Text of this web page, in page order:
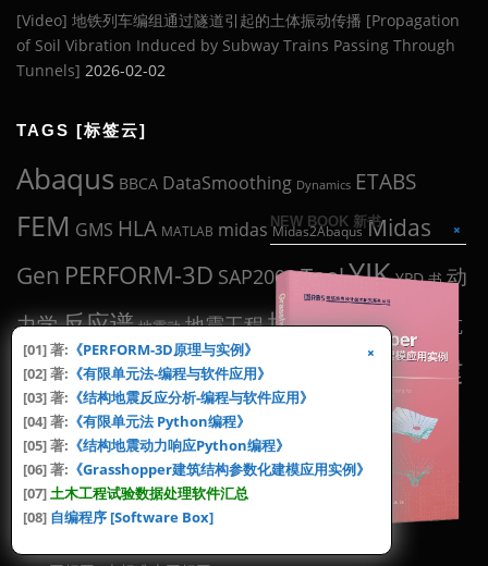
[Video] 地铁列车编组通过隧道引起的土体振动传播 [Propagation
of Soil Vibration Induced by Subway Trains Passing Through
Tunnels] 2026-02-02
TAGS [标签云]
Abaqus BBCA DataSmoothing Dynamics ETABS
FEM GMS HLA MATLAB midas Midas2Abaqus Midas
Gen PERFORM-3D SAP2000ToolYJK YPD 书 动
力学反应谱 地震动 地震工程地震波工具
抗
震设计 有限元 混凝土 滞回曲线 父亲 盈建
科科研结构分析结构设计 规范论文
试验 试验数据 软件选波钢结构 骨架曲线 高规
NEW BOOK 新书
[01] 著: 《PERFORM-3D原理与实例》
[02] 著: 《有限单元法-编程与软件应用》
[03] 著: 《结构地震反应分析-编程与软件应用》
[04] 著: 《有限单元法 Python编程》
[05] 著: 《结构地震动力响应Python编程》
[06] 著: 《Grasshopper建筑结构参数化建模应用实例》
[07]土木工程试验数据处理软件汇总
[08] 自编程序 [Software Box]